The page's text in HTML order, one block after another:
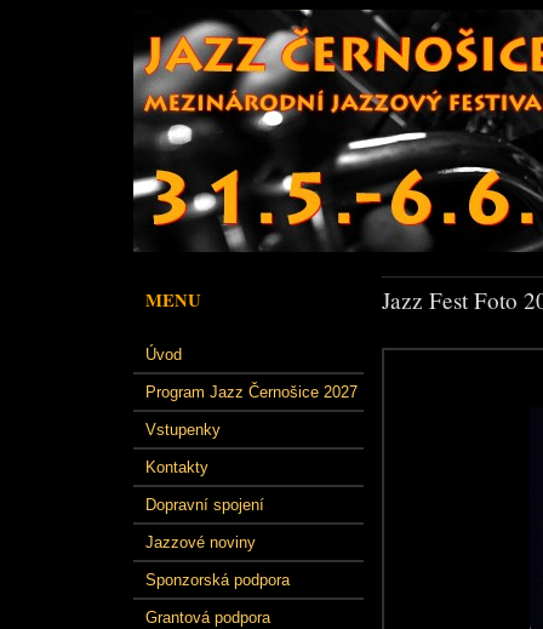
MENU
Úvod
Program Jazz Černošice 2027
Vstupenky
Kontakty
Dopravní spojení
Jazzové noviny
Sponzorská podpora
Grantová podpora
Jazz Fest Foto